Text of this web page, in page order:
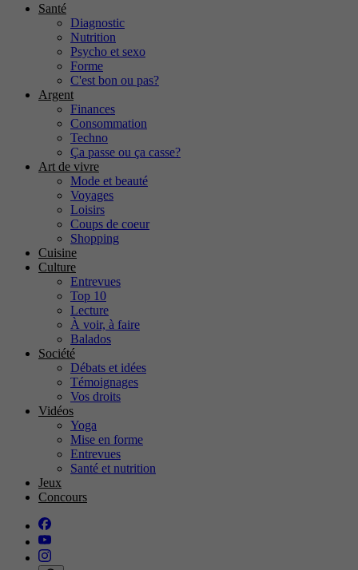
Santé
Diagnostic
Nutrition
Psycho et sexo
Forme
C'est bon ou pas?
Argent
Finances
Consommation
Techno
Ça passe ou ça casse?
Art de vivre
Mode et beauté
Voyages
Loisirs
Coups de coeur
Shopping
Cuisine
Culture
Entrevues
Top 10
Lecture
À voir, à faire
Balados
Société
Débats et idées
Témoignages
Vos droits
Vidéos
Yoga
Mise en forme
Entrevues
Santé et nutrition
Jeux
Concours